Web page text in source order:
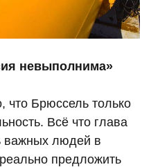
невыполнима»
что Брюссель только
Всё что глава
важных людей в
предложить